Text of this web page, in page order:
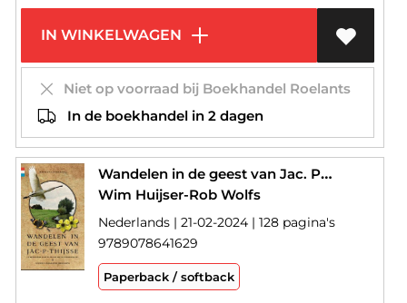
IN WINKELWAGEN
Niet op voorraad bij Boekhandel Roelants
In de boekhandel in 2 dagen
Wandelen in de geest van Jac. P. Thijsse
Wim Huijser-Rob Wolfs
Nederlands | 21-02-2024 | 128 pagina's
9789078641629
Paperback / softback